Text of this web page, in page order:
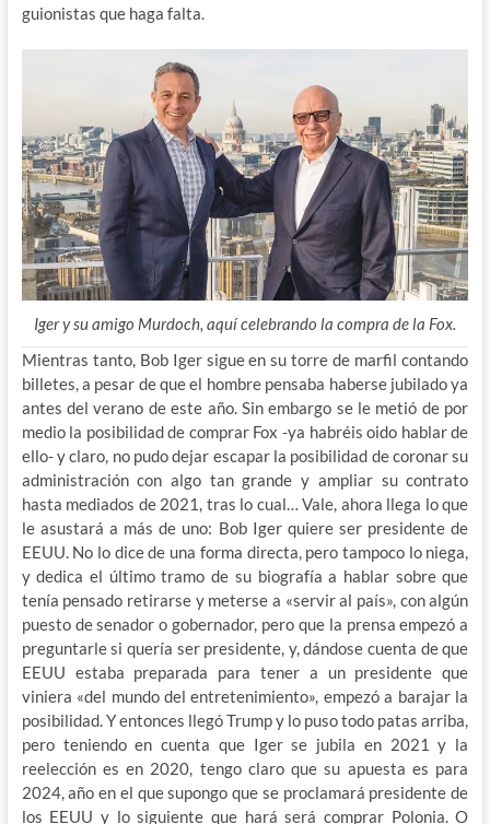
guionistas que haga falta.
Iger y su amigo Murdoch, aquí celebrando la compra de la Fox.
Mientras tanto, Bob Iger sigue en su torre de marfil contando
billetes, a pesar de que el hombre pensaba haberse jubilado ya
antes del verano de este año. Sin embargo se le metió de por
medio la posibilidad de comprar Fox -ya habréis oido hablar de
ello- y claro, no pudo dejar escapar la posibilidad de coronar su
administración con algo tan grande y ampliar su contrato
hasta mediados de 2021, tras lo cual… Vale, ahora llega lo que
le asustará a más de uno: Bob Iger quiere ser presidente de
EEUU. No lo dice de una forma directa, pero tampoco lo niega,
y dedica el último tramo de su biografía a hablar sobre que
tenía pensado retirarse y meterse a «servir al país», con algún
puesto de senador o gobernador, pero que la prensa empezó a
preguntarle si quería ser presidente, y, dándose cuenta de que
EEUU estaba preparada para tener a un presidente que
viniera «del mundo del entretenimiento», empezó a barajar la
posibilidad. Y entonces llegó Trump y lo puso todo patas arriba,
pero teniendo en cuenta que Iger se jubila en 2021 y la
reelección es en 2020, tengo claro que su apuesta es para
2024, año en el que supongo que se proclamará presidente de
los EEUU y lo siguiente que hará será comprar Polonia. O